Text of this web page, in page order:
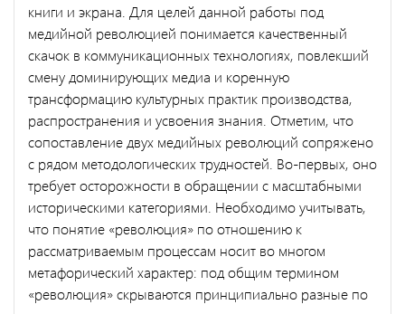
книги и экрана. Для целей данной работы под
медийной революцией понимается качественный
скачок в коммуникационных технологиях, повлекший
смену доминирующих медиа и коренную
трансформацию культурных практик производства,
распространения и усвоения знания. Отметим, что
сопоставление двух медийных революций сопряжено
с рядом методологических трудностей. Во-первых, оно
требует осторожности в обращении с масштабными
историческими категориями. Необходимо учитывать,
что понятие «революция» по отношению к
рассматриваемым процессам носит во многом
метафорический характер: под общим термином
«революция» скрываются принципиально разные по